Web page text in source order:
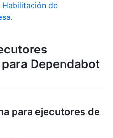
Habilitación de
.
Dependabot
para ejecutores de